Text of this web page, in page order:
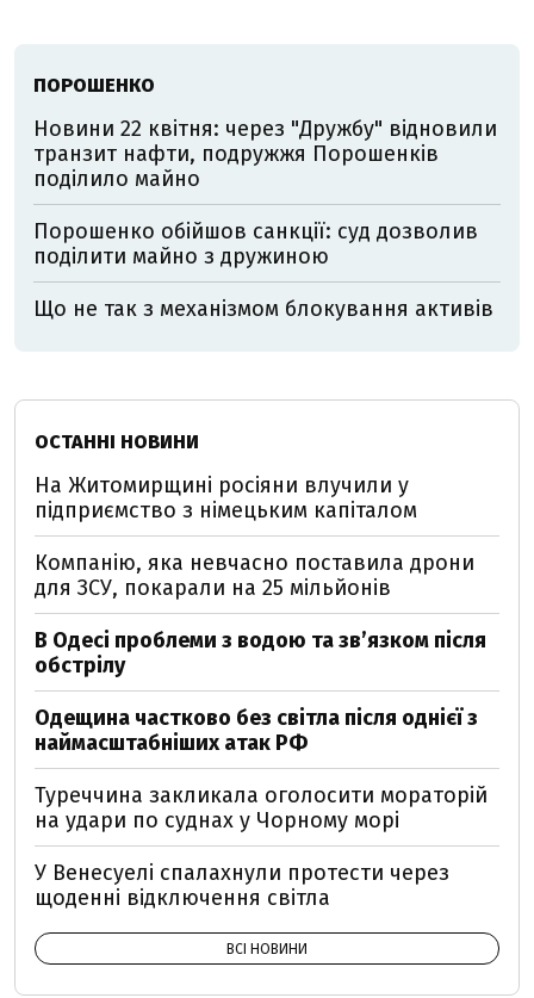
ПОРОШЕНКО
Новини 22 квітня: через "Дружбу" відновили
транзит нафти, подружжя Порошенків
поділило майно
Порошенко обійшов санкції: суд дозволив
поділити майно з дружиною
Що не так з механізмом блокування активів
ОСТАННІ НОВИНИ
На Житомирщині росіяни влучили у
підприємство з німецьким капіталом
Компанію, яка невчасно поставила дрони
для ЗСУ, покарали на 25 мільйонів
В Одесі проблеми з водою та звʼязком після
обстрілу
Одещина частково без світла після однієї з
наймасштабніших атак РФ
Туреччина закликала оголосити мораторій
на удари по суднах у Чорному морі
У Венесуелі спалахнули протести через
щоденні відключення світла
ВСІ НОВИНИ